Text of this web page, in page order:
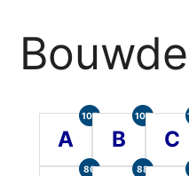
A
105
B
107
C
86 88